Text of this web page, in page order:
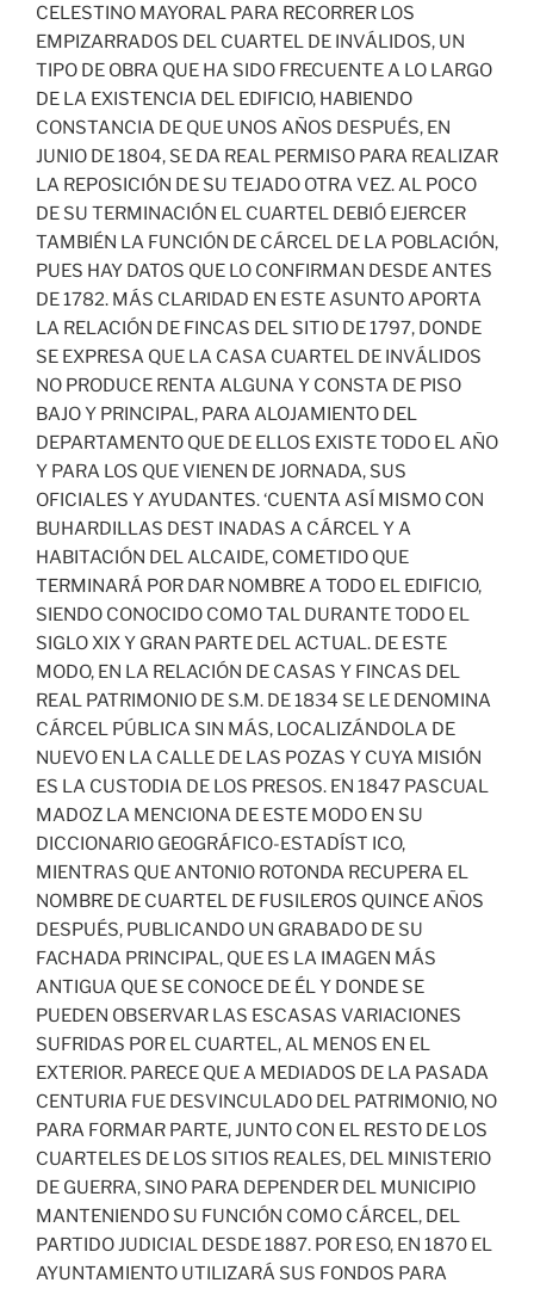
CELESTINO MAYORAL PARA RECORRER LOS
EMPIZARRADOS DEL CUARTEL DE INVÁLIDOS, UN
TIPO DE OBRA QUE HA SIDO FRECUENTE A LO LARGO
DE LA EXISTENCIA DEL EDIFICIO, HABIENDO
CONSTANCIA DE QUE UNOS AÑOS DESPUÉS, EN
JUNIO DE 1804, SE DA REAL PERMISO PARA REALIZAR
LA REPOSICIÓN DE SU TEJADO OTRA VEZ. AL POCO
DE SU TERMINACIÓN EL CUARTEL DEBIÓ EJERCER
TAMBIÉN LA FUNCIÓN DE CÁRCEL DE LA POBLACIÓN,
PUES HAY DATOS QUE LO CONFIRMAN DESDE ANTES
DE 1782. MÁS CLARIDAD EN ESTE ASUNTO APORTA
LA RELACIÓN DE FINCAS DEL SITIO DE 1797, DONDE
SE EXPRESA QUE LA CASA CUARTEL DE INVÁLIDOS
NO PRODUCE RENTA ALGUNA Y CONSTA DE PISO
BAJO Y PRINCIPAL, PARA ALOJAMIENTO DEL
DEPARTAMENTO QUE DE ELLOS EXISTE TODO EL AÑO
Y PARA LOS QUE VIENEN DE JORNADA, SUS
OFICIALES Y AYUDANTES. ‘CUENTA ASÍ MISMO CON
BUHARDILLAS DEST INADAS A CÁRCEL Y A
HABITACIÓN DEL ALCAIDE, COMETIDO QUE
TERMINARÁ POR DAR NOMBRE A TODO EL EDIFICIO,
SIENDO CONOCIDO COMO TAL DURANTE TODO EL
SIGLO XIX Y GRAN PARTE DEL ACTUAL. DE ESTE
MODO, EN LA RELACIÓN DE CASAS Y FINCAS DEL
REAL PATRIMONIO DE S.M. DE 1834 SE LE DENOMINA
CÁRCEL PÚBLICA SIN MÁS, LOCALIZÁNDOLA DE
NUEVO EN LA CALLE DE LAS POZAS Y CUYA MISIÓN
ES LA CUSTODIA DE LOS PRESOS. EN 1847 PASCUAL
MADOZ LA MENCIONA DE ESTE MODO EN SU
DICCIONARIO GEOGRÁFICO-ESTADÍST ICO,
MIENTRAS QUE ANTONIO ROTONDA RECUPERA EL
NOMBRE DE CUARTEL DE FUSILEROS QUINCE AÑOS
DESPUÉS, PUBLICANDO UN GRABADO DE SU
FACHADA PRINCIPAL, QUE ES LA IMAGEN MÁS
ANTIGUA QUE SE CONOCE DE ÉL Y DONDE SE
PUEDEN OBSERVAR LAS ESCASAS VARIACIONES
SUFRIDAS POR EL CUARTEL, AL MENOS EN EL
EXTERIOR. PARECE QUE A MEDIADOS DE LA PASADA
CENTURIA FUE DESVINCULADO DEL PATRIMONIO, NO
PARA FORMAR PARTE, JUNTO CON EL RESTO DE LOS
CUARTELES DE LOS SITIOS REALES, DEL MINISTERIO
DE GUERRA, SINO PARA DEPENDER DEL MUNICIPIO
MANTENIENDO SU FUNCIÓN COMO CÁRCEL, DEL
PARTIDO JUDICIAL DESDE 1887. POR ESO, EN 1870 EL
AYUNTAMIENTO UTILIZARÁ SUS FONDOS PARA